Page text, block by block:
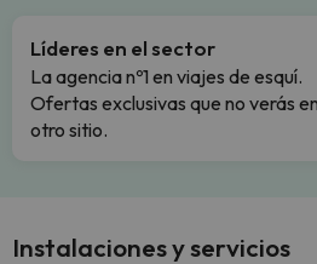
Líderes en el sector
La agencia nº1 en viajes de esquí.
Ofertas exclusivas que no verás en
otro sitio.
Instalaciones y servicios